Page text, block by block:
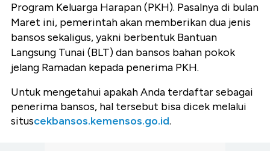
Program Keluarga Harapan (PKH). Pasalnya di bulan
Maret ini, pemerintah akan memberikan dua jenis
bansos sekaligus, yakni berbentuk Bantuan
Langsung Tunai (BLT) dan bansos bahan pokok
jelang Ramadan kepada penerima PKH.
Untuk mengetahui apakah Anda terdaftar sebagai
penerima bansos, hal tersebut bisa dicek melalui
situscekbansos.kemensos.go.id.